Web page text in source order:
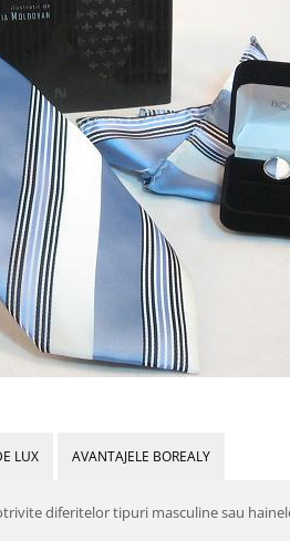
LUX AVANTAJELE BOREALY
diferitelor tipuri masculine sau